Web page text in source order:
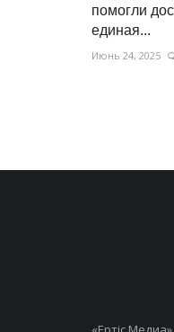
помогли
единая...
Июнь 24, 2025